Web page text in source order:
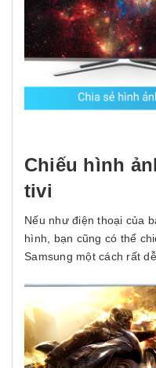
Chiếu hình
tivi
Nếu như điện thoại của
hình, bạn cũng có thể
Samsung một cách rất